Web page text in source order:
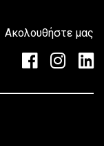
Ακολουθήστε μας